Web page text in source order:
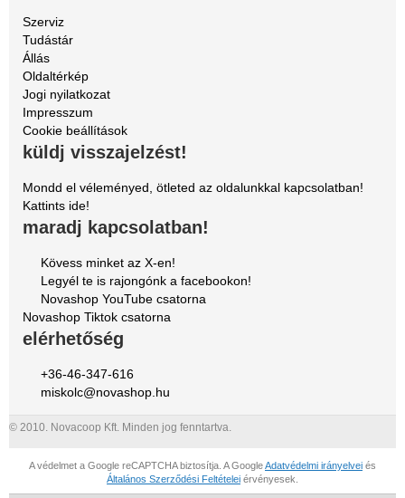
Szerviz
Tudástár
Állás
Oldaltérkép
Jogi nyilatkozat
Impresszum
Cookie beállítások
küldj visszajelzést!
Mondd el véleményed, ötleted az oldalunkkal kapcsolatban!
Kattints ide!
maradj kapcsolatban!
Kövess minket az X-en!
Legyél te is rajongónk a facebookon!
Novashop YouTube csatorna
Novashop Tiktok csatorna
elérhetőség
+36-46-347-616
miskolc@novashop.hu
© 2010. Novacoop Kft. Minden jog fenntartva.
A védelmet a Google reCAPTCHA biztosítja. A GoogleAdatvédelmi irányelvei és
Általános Szerződési Feltételei érvényesek.